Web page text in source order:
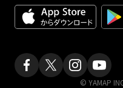
© YAMAP